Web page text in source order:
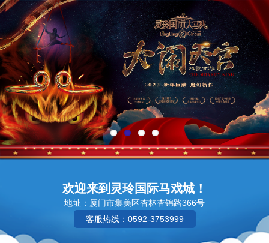
欢迎来到灵玲国际马戏城！
地址：厦门市集美区杏林杏锦路366号
客服热线：0592-3753999